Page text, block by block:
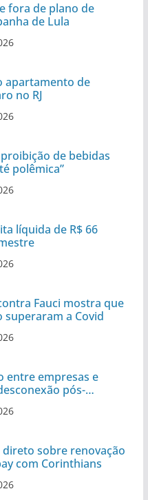
fora de plano de
de Lula
apartamento de
no RJ
de bebidas
polêmica”
líquida de R$ 66
Fauci mostra que
superaram a Covid
entre empresas e
pós-
sobre renovação
com Corinthians